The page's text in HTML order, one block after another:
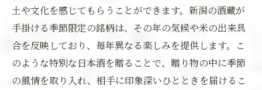
土や文化を感じてもらうことができます。新潟の酒蔵が
手掛ける季節限定の銘柄は、その年の気候や米の出来具
合を反映しており、毎年異なる楽しみを提供します。こ
のような特別な日本酒を贈ることで、贈り物の中に季節
の風情を取り入れ、相手に印象深いひとときを届けるこ